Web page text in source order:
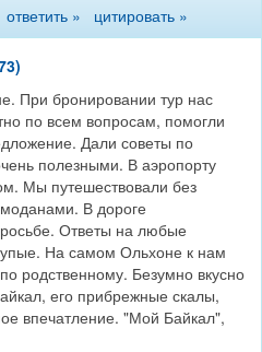
ответить » цитировать »
При бронировании тур нас
по всем вопросам, помогли
Дали советы по
полезными. В аэропорту
Мы путешествовали без
В дороге
Ответы на любые
На самом Ольхоне к нам
родственному. Безумно вкусно
его прибрежные скалы,
впечатление. "Мой Байкал",